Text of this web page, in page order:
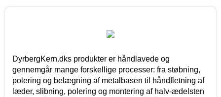
DyrbergKern.dks produkter er håndlavede og
gennemgår mange forskellige processer: fra støbning,
polering og belægning af metalbasen til håndfletning af
læder, slibning, polering og montering af halv-ædelsten